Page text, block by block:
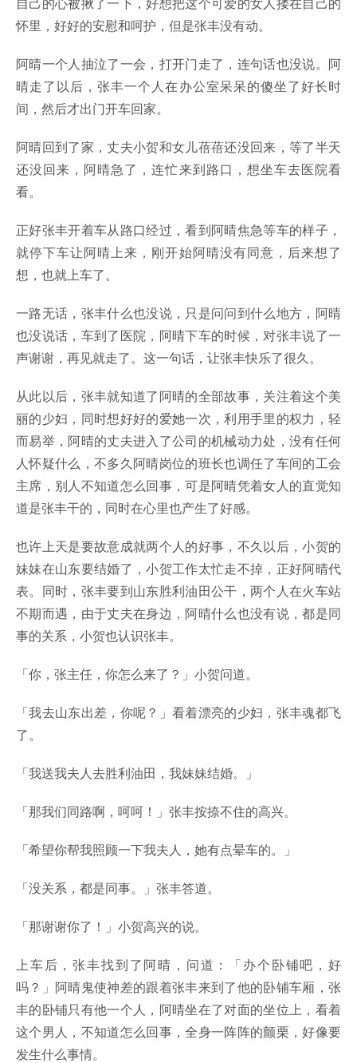
怀里，好好的安慰和呵护，但是张丰没有动。
阿晴一个人抽泣了一会，打开门走了，连句话也没说。阿
晴走了以后，张丰一个人在办公室呆呆的傻坐了好长时
间，然后才出门开车回家。
阿晴回到了家，丈夫小贺和女儿蓓蓓还没回来，等了半天
还没回来，阿晴急了，连忙来到路口，想坐车去医院看
看。
正好张丰开着车从路口经过，看到阿晴焦急等车的样子，
就停下车让阿晴上来，刚开始阿晴没有同意，后来想了
想，也就上车了。
一路无话，张丰什么也没说，只是问问到什么地方，阿晴
也没说话，车到了医院，阿晴下车的时候，对张丰说了一
声谢谢，再见就走了。这一句话，让张丰快乐了很久。
从此以后，张丰就知道了阿晴的全部故事，关注着这个美
丽的少妇，同时想好好的爱她一次，利用手里的权力，轻
而易举，阿晴的丈夫进入了公司的机械动力处，没有任何
人怀疑什么，不多久阿晴岗位的班长也调任了车间的工会
主席，别人不知道怎么回事，可是阿晴凭着女人的直觉知
道是张丰干的，同时在心里也产生了好感。
也许上天是要故意成就两个人的好事，不久以后，小贺的
妹妹在山东要结婚了，小贺工作太忙走不掉，正好阿晴代
表。同时，张丰要到山东胜利油田公干，两个人在火车站
不期而遇，由于丈夫在身边，阿晴什么也没有说，都是同
事的关系，小贺也认识张丰。
「你，张主任，你怎么来了？」小贺问道。
「我去山东出差，你呢？」看着漂亮的少妇，张丰魂都飞
了。
「我送我夫人去胜利油田，我妹妹结婚。」
「那我们同路啊，呵呵！」张丰按捺不住的高兴。
「希望你帮我照顾一下我夫人，她有点晕车的。」
「没关系，都是同事。」张丰答道。
「那谢谢你了！」小贺高兴的说。
上车后，张丰找到了阿晴，问道：「办个卧铺吧，好
吗？」阿晴鬼使神差的跟着张丰来到了他的卧铺车厢，张
丰的卧铺只有他一个人，阿晴坐在了对面的坐位上，看着
这个男人，不知道怎么回事，全身一阵阵的颤栗，好像要
发生什么事情。